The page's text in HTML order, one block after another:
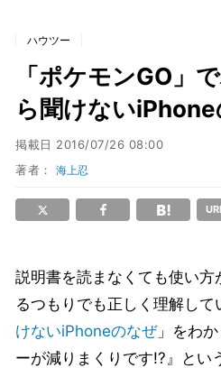
ハウツー
「ポケモンGO」
ら聞けない
掲載日 2016/07/26 08:00
著者：海上忍
説明書を読まなくても使い
るつもりでも正しく理解し
けないiPhoneのなぜ」をわ
ーが減りまくりです!?』とい